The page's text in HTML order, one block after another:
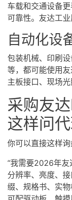
车载和交通设备
可靠性。友达工
自动化设
包装机械、印刷
等，都可能使用
主板接口、现场光
采购友
这样问
你可以直接这样询
“我需要2026年友
分辨率、亮度、
缀、规格书、实